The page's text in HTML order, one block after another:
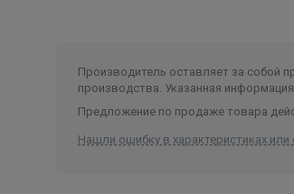
Производитель оставляет за собой
производства. Указанная
Предложение по продаже товара
Нашли ошибку в характеристиках или